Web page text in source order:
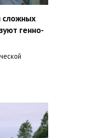
сложных
генно-